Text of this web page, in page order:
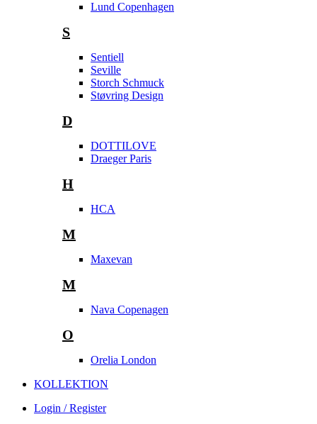
Lund Copenhagen
S
Sentiell
Seville
Storch Schmuck
Støvring Design
D
DOTTILOVE
Draeger Paris
H
HCA
M
Maxevan
M
Nava Copenagen
O
Orelia London
KOLLEKTION
Login / Register